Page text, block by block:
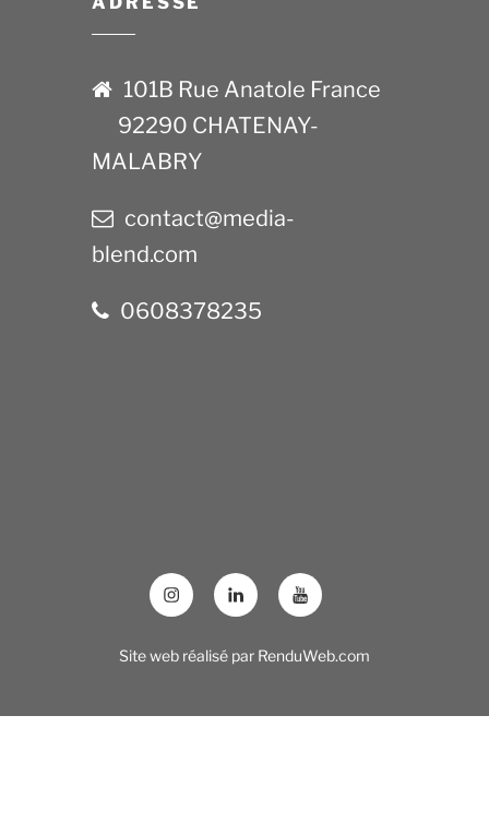
101B Rue Anatole France
92290 CHATENAY-
MALABRY
contact@media-
blend.com
0608378235
Site web réalisé par RenduWeb.com